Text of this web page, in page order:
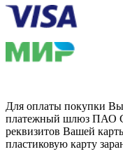
Для оплаты покупки Вы
платежный шлюз ПАО
реквизитов Вашей
пластиковую карту